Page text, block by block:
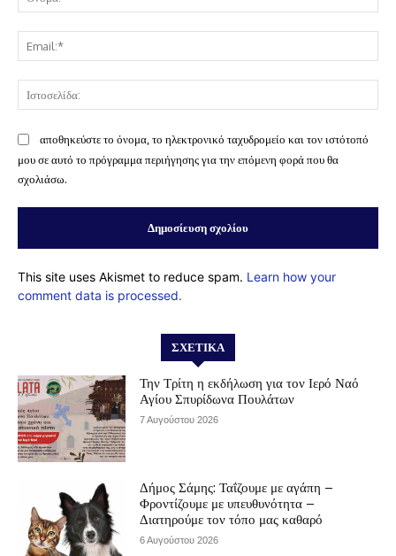
αποθηκεύστε το όνομα, το ηλεκτρονικό ταχυδρομείο και τον ιστότοπό
μου σε αυτό το πρόγραμμα περιήγησης για την επόμενη φορά που θα
σχολιάσω.
This site uses Akismet to reduce spam. Learn how your
comment data is processed.
ΣΧΕΤΙΚΆ
Την Τρίτη η εκδήλωση για τον Ιερό Ναό
Αγίου Σπυρίδωνα Πουλάτων
7 Αυγούστου 2026
Δήμος Σάμης: Ταΐζουμε με αγάπη –
Φροντίζουμε με υπευθυνότητα –
Διατηρούμε τον τόπο μας καθαρό
6 Αυγούστου 2026